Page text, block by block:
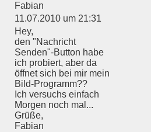
Fabian
11.07.2010 um 21:31
Hey,
den "Nachricht
Senden"-Button habe
ich probiert, aber da
öffnet sich bei mir mein
Bild-Programm??
Ich versuchs einfach
Morgen noch mal...
Grüße,
Fabian